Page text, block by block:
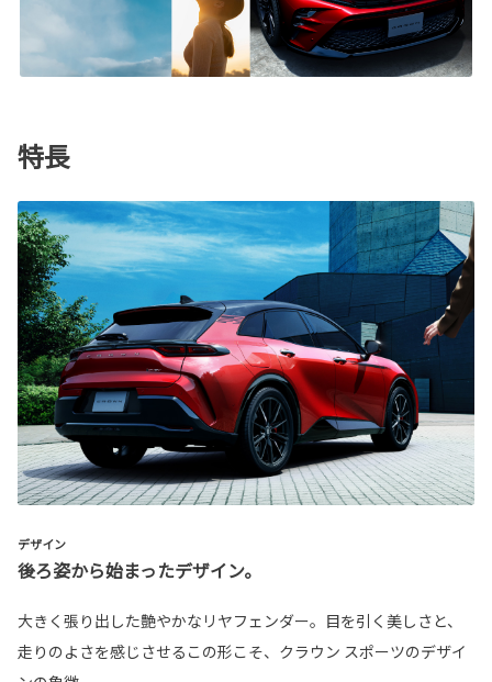
特長
デザイン
後ろ姿から始まったデザイン。
大きく張り出した艶やかなリヤフェンダー。目を引く美しさと、
走りのよさを感じさせるこの形こそ、クラウン スポーツのデザイ